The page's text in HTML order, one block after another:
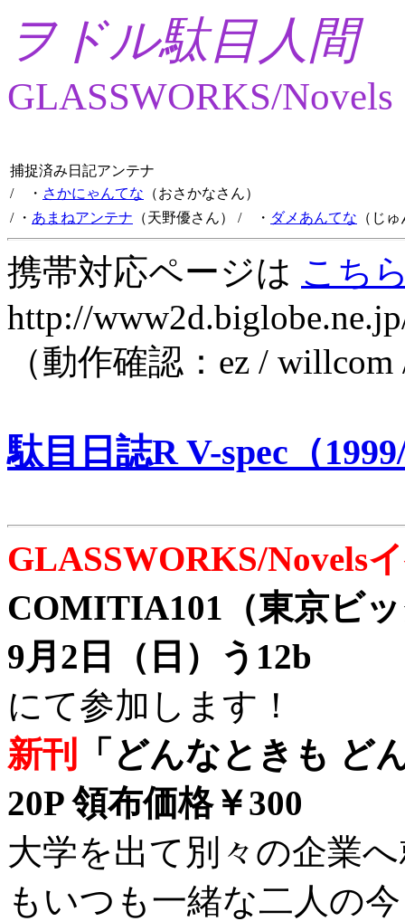
ヲドル駄目人間
GLASSWORKS/Novels
捕捉済み日記アンテナ
/ ・ さかにゃんてな （おさかなさん）
/ ・ あまねアンテナ （天野優さん） / ・ ダメあんてな （じ
携帯対応ページは こち
http://
（動作確認：ez /
駄目日誌R V-spec（
GLASSWORKS/Novels
COMITIA101（東京ビ
9月2日（日）う12b
にて参加します！
新刊
「どんなときも ど
20P 領布価格￥300
大学を出て別々の企業
もいつも一緒な二人の